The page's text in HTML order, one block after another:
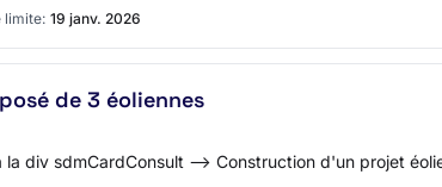
limite: 19 janv. 2026
de 3 éoliennes
div sdmCardConsult --> Construction d'un projet